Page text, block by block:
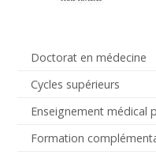
Doctorat en médecine
Cycles supérieurs
Enseignement médical
Formation